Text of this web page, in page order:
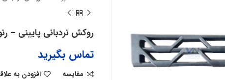
روکش نردبانی پایینی –
تماس بگیرید
مقایسه افزودن به